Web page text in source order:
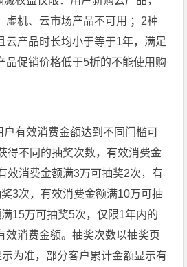
虚机、云市场产品不可用 ；2种
云产品时长均小于等于1年，满足
品促销价格低于5折的不能使用购
户有效消费金额达到不同门槛可
得不同的抽奖次数，有效消费金
效消费金额满3万可抽奖2次，有
3次，有效消费金额满10万可抽
15万可抽奖5次，仅限1年内的
效消费金额。抽奖次数以抽奖页
示为准，部分客户累计金额显示有